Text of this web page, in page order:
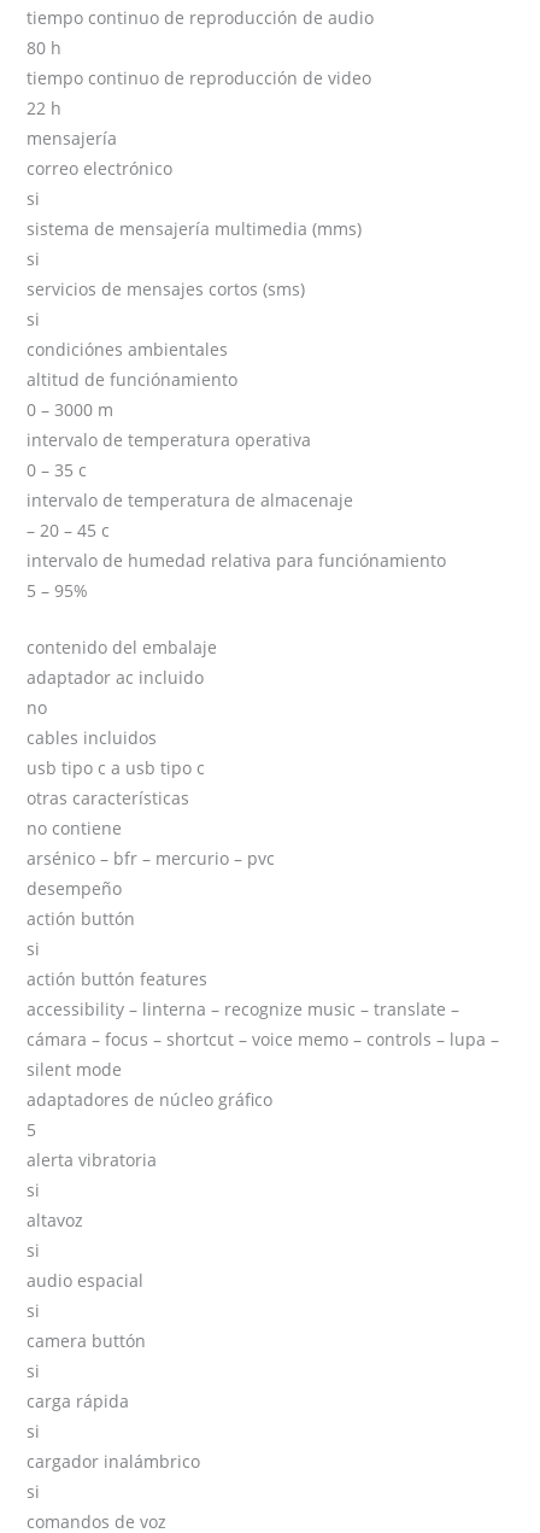
tiempo continuo de reproducción de audio
80 h
tiempo continuo de reproducción de video
22 h
mensajería
correo electrónico
si
sistema de mensajería multimedia (mms)
si
servicios de mensajes cortos (sms)
si
condiciónes ambientales
altitud de funciónamiento
0 – 3000 m
intervalo de temperatura operativa
0 – 35 c
intervalo de temperatura de almacenaje
– 20 – 45 c
intervalo de humedad relativa para funciónamiento
5 – 95%
contenido del embalaje
adaptador ac incluido
no
cables incluidos
usb tipo c a usb tipo c
otras características
no contiene
arsénico – bfr – mercurio – pvc
desempeño
actión buttón
si
actión buttón features
accessibility – linterna – recognize music – translate –
cámara – focus – shortcut – voice memo – controls – lupa –
silent mode
adaptadores de núcleo gráfico
5
alerta vibratoria
si
altavoz
si
audio espacial
si
camera buttón
si
carga rápida
si
cargador inalámbrico
si
comandos de voz